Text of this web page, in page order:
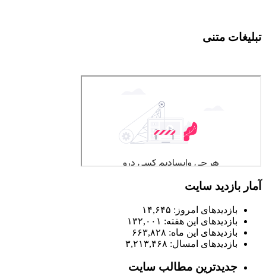
تبلیغات متنی
آمار بازدید سایت
بازدیدهای امروز: ۱۴,۶۴۵
بازدیدهای این هفته: ۱۳۲,۰۰۱
بازدیدهای این ماه: ۶۶۳,۸۲۸
بازدیدهای امسال: ۳,۲۱۳,۴۶۸
جدیدترین مطالب سایت